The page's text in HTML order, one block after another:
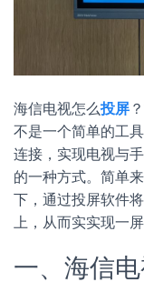
海信电视怎么投屏
不是一个简单的工
连接，实现电视与
的一种方式。简单
下，通过投屏软件
上，从而实实现一屏
一、海信